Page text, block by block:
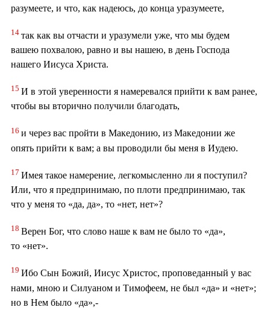
разумеете, и что, как надеюсь, до конца уразумеете,
14 так как вы отчасти и уразумели уже, что мы будем
вашею похвалою, равно и вы нашею, в день Господа
нашего Иисуса Христа.
15 И в этой уверенности я намеревался прийти к вам ранее,
чтобы вы вторично получили благодать,
16 и через вас пройти в Македонию, из Македонии же
опять прийти к вам; а вы проводили бы меня в Иудею.
17 Имея такое намерение, легкомысленно ли я поступил?
Или, что я предпринимаю, по плоти предпринимаю, так
что у меня то «да, да», то «нет, нет»?
18 Верен Бог, что слово наше к вам не было то «да»,
то «нет».
19 Ибо Сын Божий, Иисус Христос, проповеданный у вас
нами, мною и Силуаном и Тимофеем, не был «да» и «нет»;
но в Нем было «да»,-